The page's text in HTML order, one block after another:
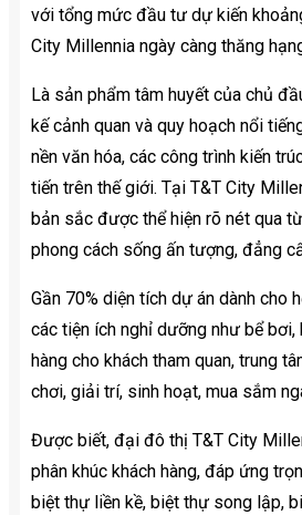
với tổng mức đầu tư dự kiến
City Millennia ngày càng thăng
Là sản phẩm tâm huyết của chủ
kế cảnh quan và quy hoạch nổi
nền văn hóa, các công trình kiến
tiến trên thế giới. Tại T&T City
bản sắc được thể hiện rõ nét qua
phong cách sống ấn tượng, đẳng
Gần 70% diện tích dự án dành cho
các tiện ích nghỉ dưỡng như bể
hàng cho khách tham quan, trung
chơi, giải trí, sinh hoạt, mua sắm
Được biết, đại đô thị T&T City
phân khúc khách hàng, đáp ứng
biệt thự liền kề, biệt thự song lập,